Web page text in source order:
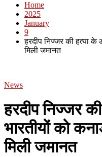
Home
2025
January
9
हरदीप निज्जर की हत्या के
मिली जमानत
News
हरदीप निज्जर
भारतीयों को
मिली जमानत